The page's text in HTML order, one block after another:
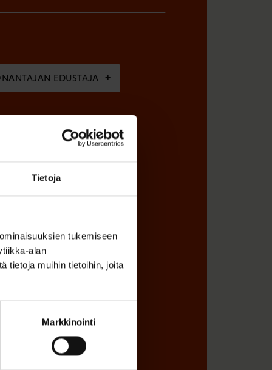
Tietoja
tukemiseen
alan
tietoja muihin tietoihin, joita
Markkinointi
EDUSTAJA